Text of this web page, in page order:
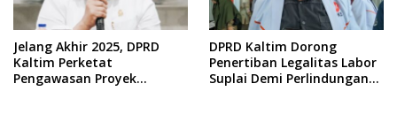
Jelang Akhir 2025, DPRD
Kaltim Perketat
Pengawasan Proyek
DPRD Kaltim Dorong
Penertiban Legalitas Labor
Suplai Demi Perlindungan